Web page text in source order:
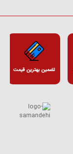
تضمین بهترین قیمت